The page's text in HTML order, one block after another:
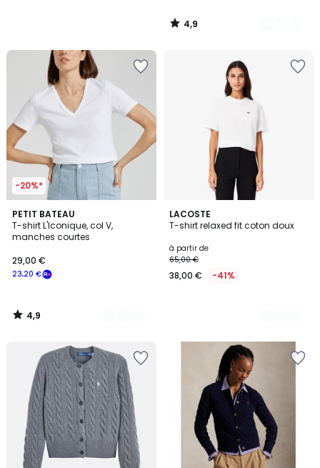
place
199,95
€.
4,9
/
-20%*
PETIT BATEAU
T-shirt L'Iconique, col V,
manches courtes
23,20 €
29,00 €
4,9
/ 5
3
Couleurs
4,9
/
LACOSTE
T-shirt relaxed fit coton doux
à partir de
65,00 €
38,00 € -41%
12
Couleurs